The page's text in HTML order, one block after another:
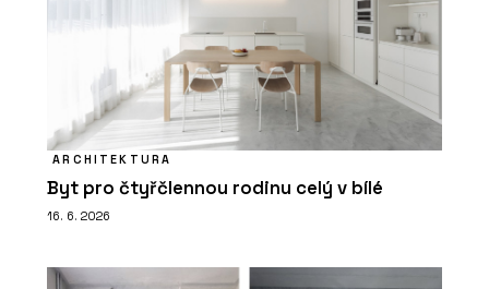
ARCHITEKTURA
Byt pro čtyřčlennou rodinu celý v bílé
16. 6. 2026